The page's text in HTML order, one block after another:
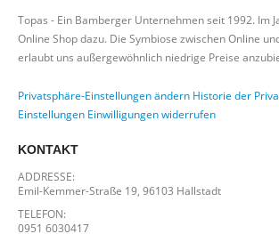
Topas - Ein Bamberger Unternehmen seit 1992. Im
Online Shop dazu. Die Symbiose zwischen Online
erlaubt uns außergewöhnlich niedrige Preise
Privatsphäre-Einstellungen ändern Historie der
Einstellungen Einwilligungen widerrufen
KONTAKT
ADDRESSE:
Emil-Kemmer-Straße 19, 96103 Hallstadt
TELEFON:
0951 6030417